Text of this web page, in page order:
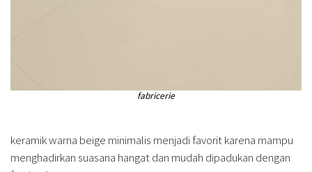
fabricerie
keramik warna beige minimalis menjadi favorit karena mampu
menghadirkan suasana hangat dan mudah dipadukan dengan